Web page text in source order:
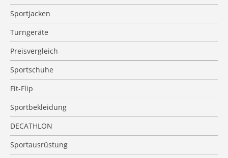
Sportjacken
Turngeräte
Preisvergleich
Sportschuhe
Fit-Flip
Sportbekleidung
DECATHLON
Sportausrüstung